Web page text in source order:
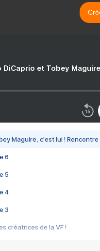
DiCaprio et Tobey
Maguire, c'est lui !
6
5
4
3
créatrices de la VF !